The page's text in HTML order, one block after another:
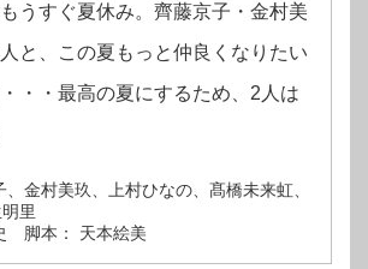
うすぐ夏休み。齊藤京子・金村美
と、この夏もっと仲良くなりたい
・・ 最高の夏にするため、2人は
金村美玖、上村ひなの、髙橋未来虹、
里
脚本： 天本絵美